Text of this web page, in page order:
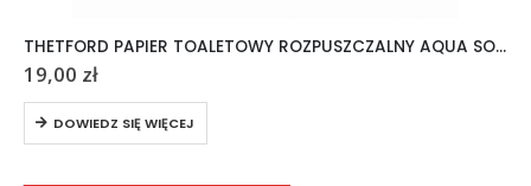
THETFORD PAPIER TOALETOWY ROZPUSZCZALNY AQUA SOFT 6 ROLEK
19,00 zł
DOWIEDZ SIĘ WIĘCEJ